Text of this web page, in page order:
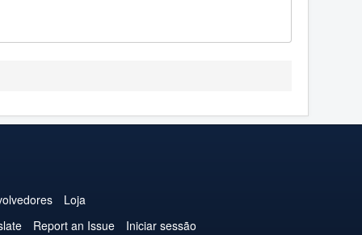
Loja
Report an Issue Iniciar sessão